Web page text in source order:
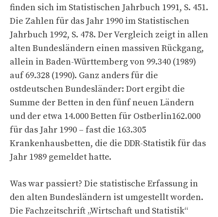
finden sich im Statistischen Jahrbuch 1991, S. 451.
Die Zahlen für das Jahr 1990 im Statistischen
Jahrbuch 1992, S. 478. Der Vergleich zeigt in allen
alten Bundesländern einen massiven Rückgang,
allein in Baden-Württemberg von 99.340 (1989)
auf 69.328 (1990). Ganz anders für die
ostdeutschen Bundesländer: Dort ergibt die
Summe der Betten in den fünf neuen Ländern
und der etwa 14.000 Betten für Ostberlin162.000
für das Jahr 1990 – fast die 163.305
Krankenhausbetten, die die DDR-Statistik für das
Jahr 1989 gemeldet hatte.
Was war passiert? Die statistische Erfassung in
den alten Bundesländern ist umgestellt worden.
Die Fachzeitschrift „Wirtschaft und Statistik“